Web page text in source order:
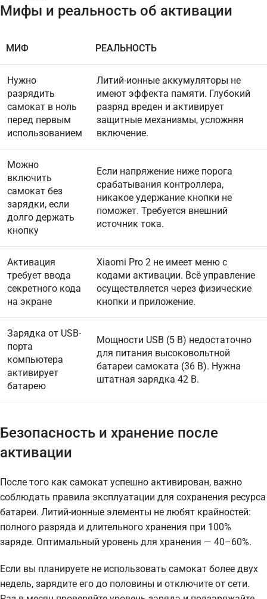
Мифы и реальность об активации
МИФ РЕАЛЬНОСТЬ
Нужно
разрядить
самокат в ноль
перед первым
использованием
Литий-ионные аккумуляторы не
имеют эффекта памяти. Глубокий
разряд вреден и активирует
защитные механизмы, усложняя
включение.
Можно
включить
самокат без
зарядки, если
долго держать
кнопку
Если напряжение ниже порога
срабатывания контроллера,
никакое удержание кнопки не
поможет. Требуется внешний
источник тока.
Активация
требует ввода
секретного кода
на экране
Xiaomi Pro 2 не имеет меню с
кодами активации. Всё управление
осуществляется через физические
кнопки и приложение.
Зарядка от USB-
порта
компьютера
активирует
батарею
Мощности USB (5 В) недостаточно
для питания высоковольтной
батареи самоката (36 В). Нужна
штатная зарядка 42 В.
Безопасность и хранение после
активации
После того как самокат успешно активирован, важно
соблюдать правила эксплуатации для сохранения ресурса
батареи. Литий-ионные элементы не любят крайностей:
полного разряда и длительного хранения при 100%
заряде. Оптимальный уровень для хранения — 40–60%.
Если вы планируете не использовать самокат более двух
недель, зарядите его до половины и отключите от сети.